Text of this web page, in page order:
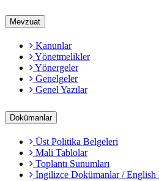
Mevzuat
Kanunlar
Yönetmelikler
Yönergeler
Genelgeler
Genel Yazılar
Dokümanlar
Üst Politika Belgeleri
Mali Tablolar
Toplantı Sunumları
İngilizce Dokümanlar / English